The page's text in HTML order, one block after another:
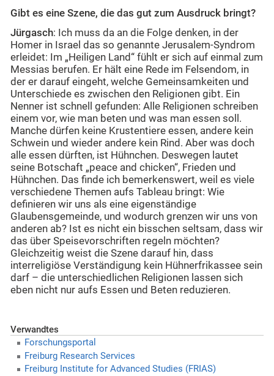
Gibt es eine Szene, die das gut zum Ausdruck bringt?
Jürgasch: Ich muss da an die Folge denken, in der
Homer in Israel das so genannte Jerusalem-Syndrom
erleidet: Im „Heiligen Land“ fühlt er sich auf einmal zum
Messias berufen. Er hält eine Rede im Felsendom, in
der er darauf eingeht, welche Gemeinsamkeiten und
Unterschiede es zwischen den Religionen gibt. Ein
Nenner ist schnell gefunden: Alle Religionen schreiben
einem vor, wie man beten und was man essen soll.
Manche dürfen keine Krustentiere essen, andere kein
Schwein und wieder andere kein Rind. Aber was doch
alle essen dürften, ist Hühnchen. Deswegen lautet
seine Botschaft „peace and chicken“, Frieden und
Hühnchen. Das finde ich bemerkenswert, weil es viele
verschiedene Themen aufs Tableau bringt: Wie
definieren wir uns als eine eigenständige
Glaubensgemeinde, und wodurch grenzen wir uns von
anderen ab? Ist es nicht ein bisschen seltsam, dass wir
das über Speisevorschriften regeln möchten?
Gleichzeitig weist die Szene darauf hin, dass
interreligiöse Verständigung kein Hühnerfrikassee sein
darf – die unterschiedlichen Religionen lassen sich
eben nicht nur aufs Essen und Beten reduzieren.
Verwandtes
Forschungsportal
Freiburg Research Services
Freiburg Institute for Advanced Studies (FRIAS)